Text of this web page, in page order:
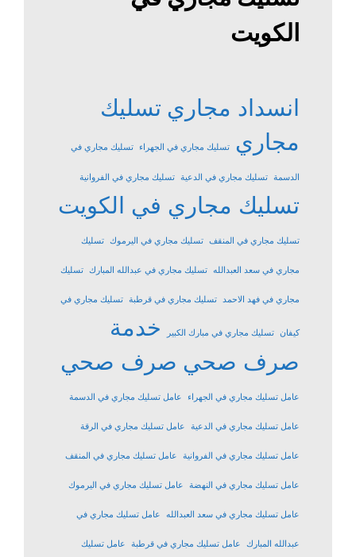
الكويت
انسداد مجاري تسليك
مجاري
تسليك مجاري في الجهراء تسليك مجاري في
الدسمة تسليك مجاري في الدعية تسليك مجاري في الفروانية
تسليك مجاري في الكويت
تسليك مجاري في المنقف تسليك مجاري في اليرموك تسليك
مجاري في سعد العبدالله تسليك مجاري في عبدالله المبارك تسليك
مجاري في فهد الاحمد تسليك مجاري في قرطبة تسليك مجاري في
كيفان تسليك مجاري في مبارك الكبير
خدمة
صرف صحي صرف صحي
عامل تسليك مجاري في الجهراء عامل تسليك مجاري في الدسمة
عامل تسليك مجاري في الدعية عامل تسليك مجاري في الرقة
عامل تسليك مجاري في الفروانية عامل تسليك مجاري في المنقف
عامل تسليك مجاري في النهضة عامل تسليك مجاري في اليرموك
عامل تسليك مجاري في سعد العبدالله عامل تسليك مجاري في
عبدالله المبارك عامل تسليك مجاري في قرطبة عامل تسليك